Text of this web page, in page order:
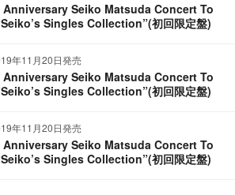
Anniversary Seiko Matsuda Concert To
Singles Collection”(初回限定盤)
年11月20日発売
Anniversary Seiko Matsuda Concert To
Singles Collection”(初回限定盤)
年11月20日発売
Anniversary Seiko Matsuda Concert To
Singles Collection”(初回限定盤)